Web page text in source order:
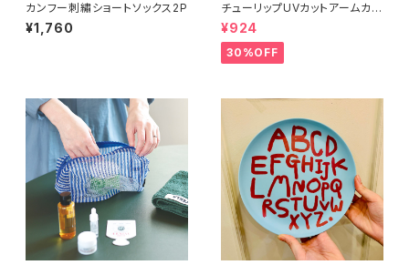
カンフー刺繡ショートソックス2P
¥1,760
チューリップUVカットアームカバ
ー
¥924
30%OFF